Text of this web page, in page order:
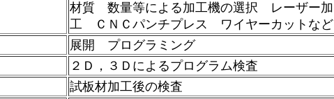
材質 数量等による加工機の選択 レーザー加
工 ＣＮＣパンチプレス ワイヤーカットなど
展開 プログラミング
２Ｄ，３Ｄによるプログラム検査
試板材加工後の検査